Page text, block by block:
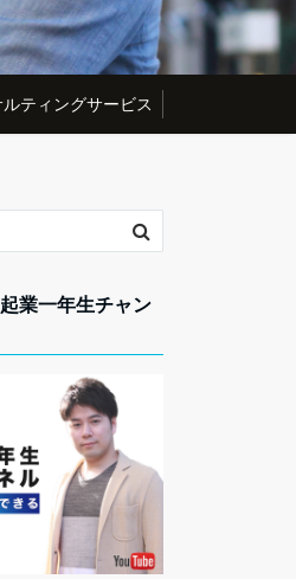
ルティングサービス
業一年生チャン